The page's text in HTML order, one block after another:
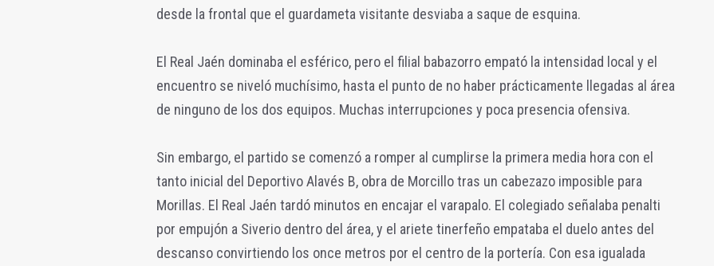
desde la frontal que el guardameta visitante desviaba a saque de esquina.
El Real Jaén dominaba el esférico, pero el filial babazorro empató la intensidad local y el
encuentro se niveló muchísimo, hasta el punto de no haber prácticamente llegadas al área
de ninguno de los dos equipos. Muchas interrupciones y poca presencia ofensiva.
Sin embargo, el partido se comenzó a romper al cumplirse la primera media hora con el
tanto inicial del Deportivo Alavés B, obra de Morcillo tras un cabezazo imposible para
Morillas. El Real Jaén tardó minutos en encajar el varapalo. El colegiado señalaba penalti
por empujón a Siverio dentro del área, y el ariete tinerfeño empataba el duelo antes del
descanso convirtiendo los once metros por el centro de la portería. Con esa igualada